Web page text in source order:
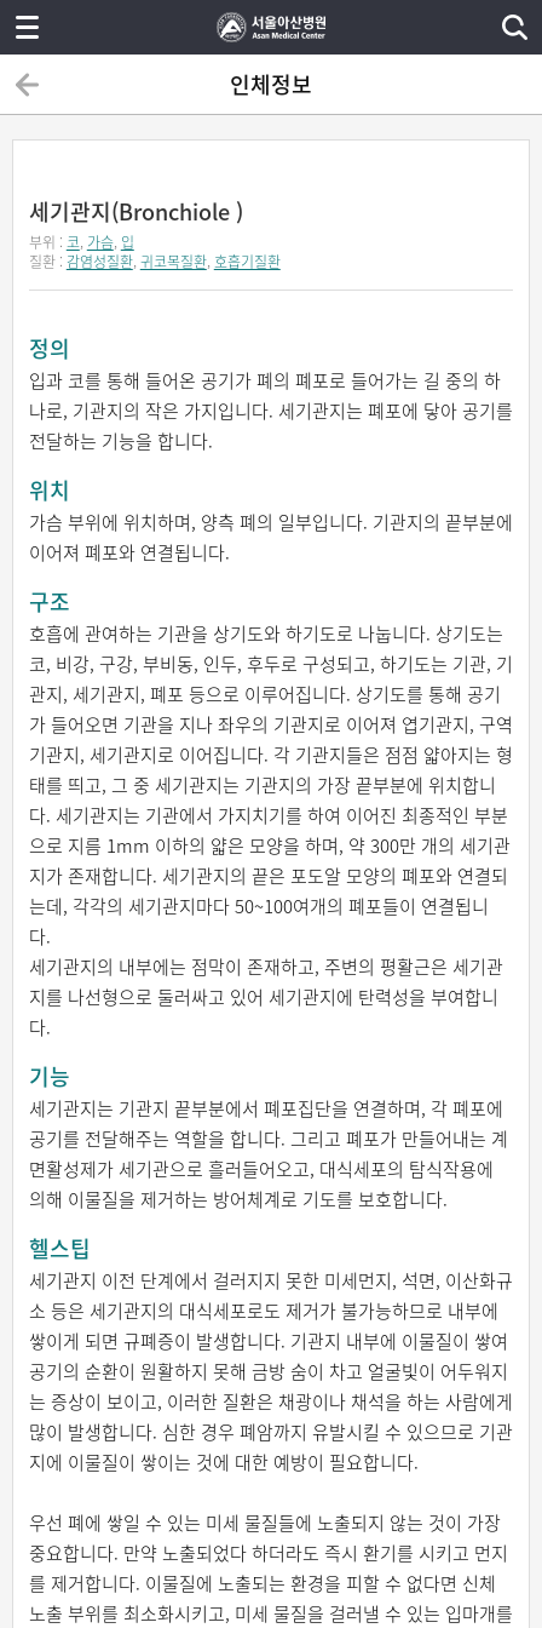
인체정보
세기관지(Bronchiole )
부위 : 코, 가슴, 입
질환 : 감염성질환, 귀코목질환, 호흡기질환
정의
입과 코를 통해 들어온 공기가 폐의 폐포로 들어가는 길 중의 하
나로, 기관지의 작은 가지입니다. 세기관지는 폐포에 닿아 공기를
전달하는 기능을 합니다.
위치
가슴 부위에 위치하며, 양측 폐의 일부입니다. 기관지의 끝부분에
이어져 폐포와 연결됩니다.
구조
호흡에 관여하는 기관을 상기도와 하기도로 나눕니다. 상기도는
코, 비강, 구강, 부비동, 인두, 후두로 구성되고, 하기도는 기관, 기
관지, 세기관지, 폐포 등으로 이루어집니다. 상기도를 통해 공기
가 들어오면 기관을 지나 좌우의 기관지로 이어져 엽기관지, 구역
기관지, 세기관지로 이어집니다. 각 기관지들은 점점 얇아지는 형
태를 띄고, 그 중 세기관지는 기관지의 가장 끝부분에 위치합니
다. 세기관지는 기관에서 가지치기를 하여 이어진 최종적인 부분
으로 지름 1mm 이하의 얇은 모양을 하며, 약 300만 개의 세기관
지가 존재합니다. 세기관지의 끝은 포도알 모양의 폐포와 연결되
는데, 각각의 세기관지마다 50~100여개의 폐포들이 연결됩니
다.
세기관지의 내부에는 점막이 존재하고, 주변의 평활근은 세기관
지를 나선형으로 둘러싸고 있어 세기관지에 탄력성을 부여합니
다.
기능
세기관지는 기관지 끝부분에서 폐포집단을 연결하며, 각 폐포에
공기를 전달해주는 역할을 합니다. 그리고 폐포가 만들어내는 계
면활성제가 세기관으로 흘러들어오고, 대식세포의 탐식작용에
의해 이물질을 제거하는 방어체계로 기도를 보호합니다.
헬스팁
세기관지 이전 단계에서 걸러지지 못한 미세먼지, 석면, 이산화규
소 등은 세기관지의 대식세포로도 제거가 불가능하므로 내부에
쌓이게 되면 규폐증이 발생합니다. 기관지 내부에 이물질이 쌓여
공기의 순환이 원활하지 못해 금방 숨이 차고 얼굴빛이 어두워지
는 증상이 보이고, 이러한 질환은 채광이나 채석을 하는 사람에게
많이 발생합니다. 심한 경우 폐암까지 유발시킬 수 있으므로 기관
지에 이물질이 쌓이는 것에 대한 예방이 필요합니다.
우선 폐에 쌓일 수 있는 미세 물질들에 노출되지 않는 것이 가장
중요합니다. 만약 노출되었다 하더라도 즉시 환기를 시키고 먼지
를 제거합니다. 이물질에 노출되는 환경을 피할 수 없다면 신체
노출 부위를 최소화시키고, 미세 물질을 걸러낼 수 있는 입마개를